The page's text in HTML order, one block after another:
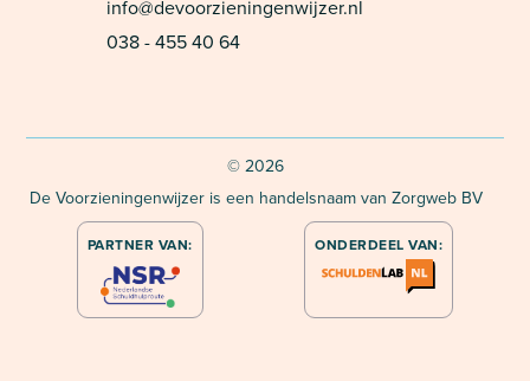
info@devoorzieningenwijzer.nl
038 - 455 40 64
© 2026
De Voorzieningenwijzer is een handelsnaam van Zorgweb BV
PARTNER VAN: ONDERDEEL VAN: